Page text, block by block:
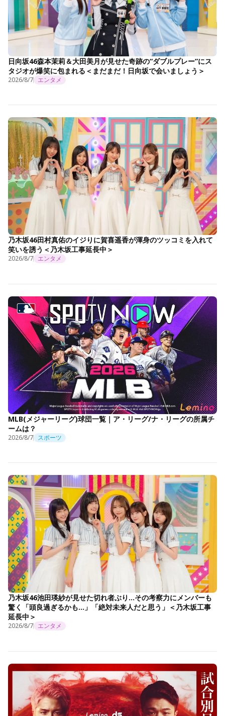
日向坂46森本茉莉＆大田美月が見せた奇跡の“ダブルプレー”にス
タジオが爆笑に包まれる＜まだまだ！日向坂で会いましょう＞
2026/8/7 エンタメ
乃木坂46田村真佑のイジりに賀喜遥香が渾身のツッコミを入れて
笑いを誘う＜乃木坂工事延長中＞
2026/8/7 エンタメ
MLB(メジャーリーグ)球団一覧｜ア・リーグ/ナ・リーグの所属チ
ームは？
2026/8/7 スポーツ
乃木坂46池田瑛紗が見せた切れ者ぶり…その考察力にメンバーも
驚く「頭良過ぎるかも…」「絶対未来人だと思う」＜乃木坂工事
延長中＞
2026/8/7 エンタメ